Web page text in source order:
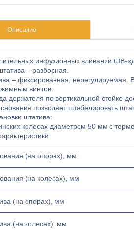
Описание
инфузионных вливаний ШВ-
– разборная.
– фиксированная, нерегулируемая.
винтов.
держателя по вертикальной стойке
позволяет штабелировать
штатива:
колесах диаметром 50 мм с
(на опорах), мм
(на колесах), мм
(на опорах), мм
(на колесах), мм